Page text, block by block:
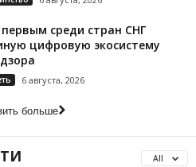
первым среди стран СНГ
цифровую экосистему
6 августа, 2026
больше
All